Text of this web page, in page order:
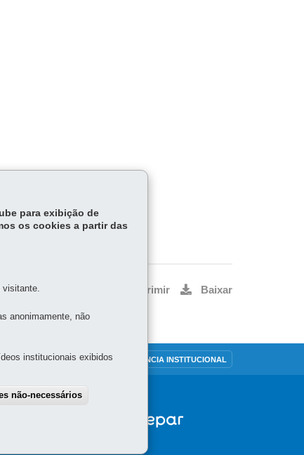
Imprimir Baixar
OUVIDORIA TRANSPARÊNCIA INSTITUCIONAL
para exibição de
os cookies a partir das
visitante.
anonimamente, não
institucionais exibidos
não-necessários